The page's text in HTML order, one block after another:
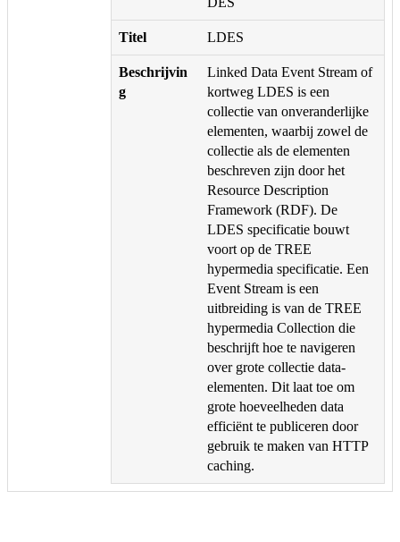
Titel LDES
Beschrijvin
g
Linked Data Event Stream of
kortweg LDES is een
collectie van onveranderlijke
elementen, waarbij zowel de
collectie als de elementen
beschreven zijn door het
Resource Description
Framework (RDF). De
LDES specificatie bouwt
voort op de TREE
hypermedia specificatie. Een
Event Stream is een
uitbreiding is van de TREE
hypermedia Collection die
beschrijft hoe te navigeren
over grote collectie data-
elementen. Dit laat toe om
grote hoeveelheden data
efficiënt te publiceren door
gebruik te maken van HTTP
caching.